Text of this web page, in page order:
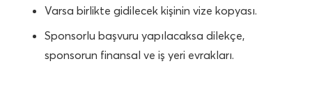
Varsa birlikte gidilecek kişinin vize kopyası.
Sponsorlu başvuru yapılacaksa dilekçe,
sponsorun finansal ve iş yeri evrakları.